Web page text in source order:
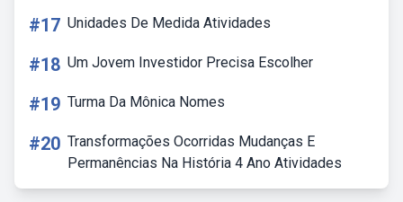
#17 Unidades De Medida Atividades
#18 Um Jovem Investidor Precisa Escolher
#19 Turma Da Mônica Nomes
#20 Transformações Ocorridas Mudanças E
Permanências Na História 4 Ano Atividades